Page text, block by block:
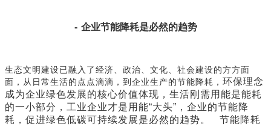
- 企业节能降耗是必然的趋势
生态文明建设已融入了经济、政治、文化、社会建设的方方面
面，从日常生活的点点滴滴，到企业生产的节能降耗， 环保理念
成为企业绿色发展的核心价值体现，生活刚需用能是能耗
的一小部分，工业企业才是用能“大头”，企业的节能降
耗，促进绿色低碳可持续发展是必然的趋势。 节能降耗